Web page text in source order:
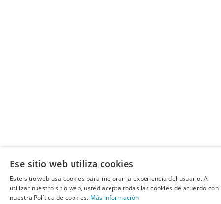
Ese sitio web utiliza cookies
Este sitio web usa cookies para mejorar la experiencia del usuario. Al
utilizar nuestro sitio web, usted acepta todas las cookies de acuerdo con
nuestra Política de cookies. Más información